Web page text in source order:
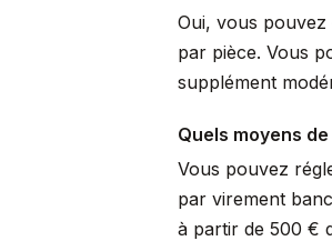
Oui, vous
par pièce. Vous
supplément
Quels moyens
Vous pouvez
par virement
à partir de 500 €